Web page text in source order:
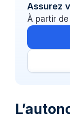
Assurez
À partir